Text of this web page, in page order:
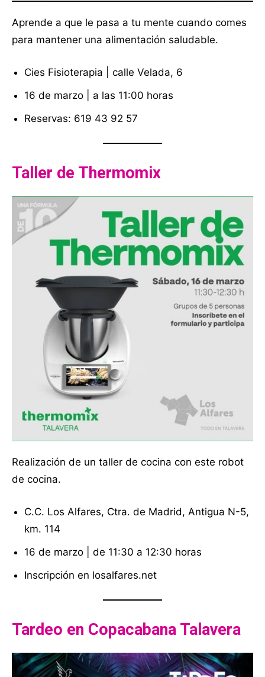
Aprende a que le pasa a tu mente cuando comes
para mantener una alimentación saludable.
Cies Fisioterapia | calle Velada, 6
16 de marzo | a las 11:00 horas
Reservas: 619 43 92 57
Taller de Thermomix
Realización de un taller de cocina con este robot
de cocina.
C.C. Los Alfares, Ctra. de Madrid, Antigua N-5,
km. 114
16 de marzo | de 11:30 a 12:30 horas
Inscripción en losalfares.net
Tardeo en Copacabana Talavera